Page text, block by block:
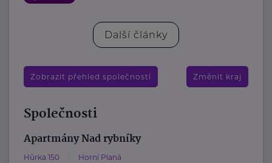
Další články
Zobrazit přehled společností Změnit kraj
Společnosti
Apartmány Nad rybníky
Hůrka 150 Horní Planá